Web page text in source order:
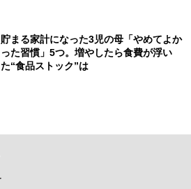
貯まる家計になった3児の母「やめてよか
った習慣」5つ。増やしたら食費が浮い
た“食品ストック”は